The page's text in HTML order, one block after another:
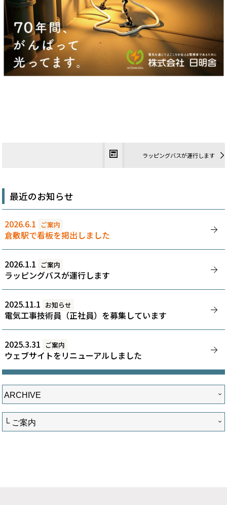
ラッピングバスが運行します
最近のお知らせ
2026.6.1 ご案内
倉敷駅で看板を掲出しました
2026.1.1 ご案内
ラッピングバスが運行します
2025.11.1 お知らせ
電気工事技術員（正社員）を募集しています
2025.3.31 ご案内
ウェブサイトをリニューアルしました